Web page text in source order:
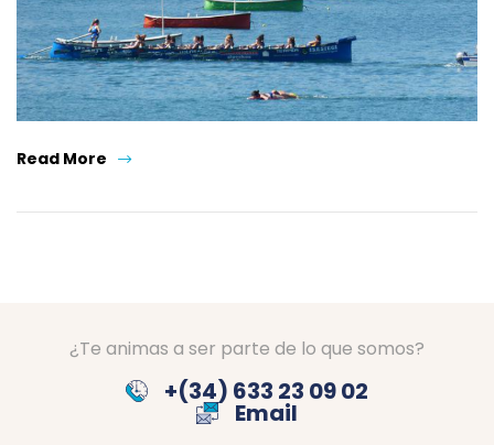
Read More
¿Te animas a ser parte de lo que somos?
+(34) 633 23 09 02
Email